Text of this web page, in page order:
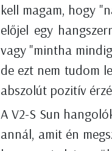
kell magam, hogy
előjel egy
vagy "mintha
de ezt nem tudom
abszolút pozitív
A V2-S Sun
annál, amit én